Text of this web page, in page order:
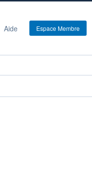
Aide Espace Membre